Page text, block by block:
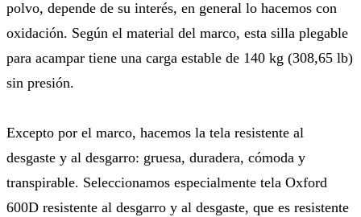
polvo, depende de su interés, en general lo hacemos con
oxidación. Según el material del marco, esta silla plegable
para acampar tiene una carga estable de 140 kg (308,65 lb)
sin presión.
Excepto por el marco, hacemos la tela resistente al
desgaste y al desgarro: gruesa, duradera, cómoda y
transpirable. Seleccionamos especialmente tela Oxford
600D resistente al desgarro y al desgaste, que es resistente